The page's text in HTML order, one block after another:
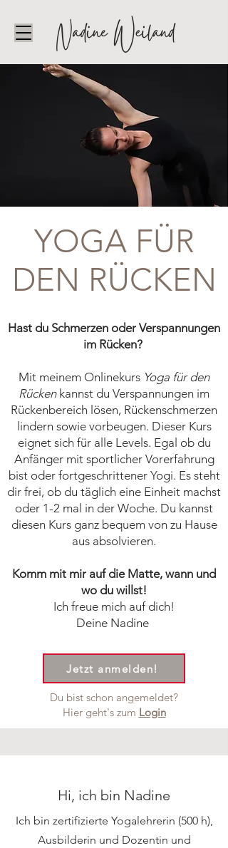
YOGA FÜR
DEN RÜCKEN
Hast du Schmerzen oder Verspannungen
im Rücken?
Mit meinem Onlinekurs Yoga für den
Rückenkannst du Verspannungen im
Rückenbereich lösen, Rückenschmerzen
lindern sowie vorbeugen. Dieser Kurs
eignet sich für alle Levels. Egal ob du
Anfänger mit sportlicher Vorerfahrung
bist oder fortgeschrittener Yogi. Es steht
dir frei, ob du täglich eine Einheit machst
oder 1-2 mal in der Woche. Du kannst
diesen Kurs ganz bequem von zu Hause
aus absolvieren.
Komm mit mir auf die Matte, wann und
wo du willst!
Ich freue mich auf dich!
Deine Nadine
Jetzt anmelden!
Du bist schon angemeldet?
Hier geht's zum Login
Hi, ich bin Nadine
Ich bin zertifizierte Yogalehrerin (500 h),
Ausbilderin und Dozentin und